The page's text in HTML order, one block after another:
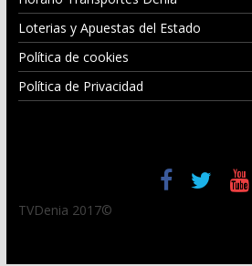
Loterias y Apuestas del Estado
Política de cookies
Política de Privacidad
TVDenia 2017©